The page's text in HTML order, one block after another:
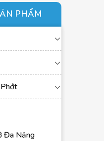
PHẨM
Đa Năng